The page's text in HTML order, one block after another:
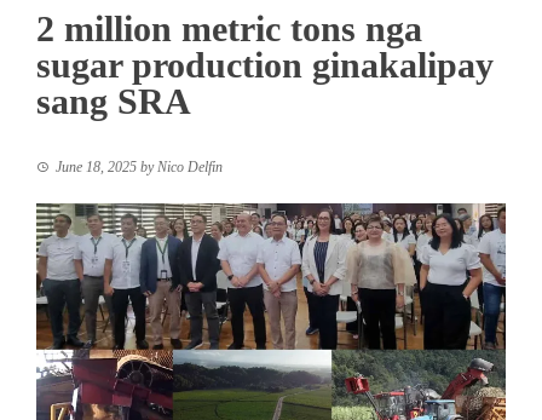
2 million metric tons nga
sugar production ginakalipay
sang SRA
June 18, 2025 by Nico Delfin